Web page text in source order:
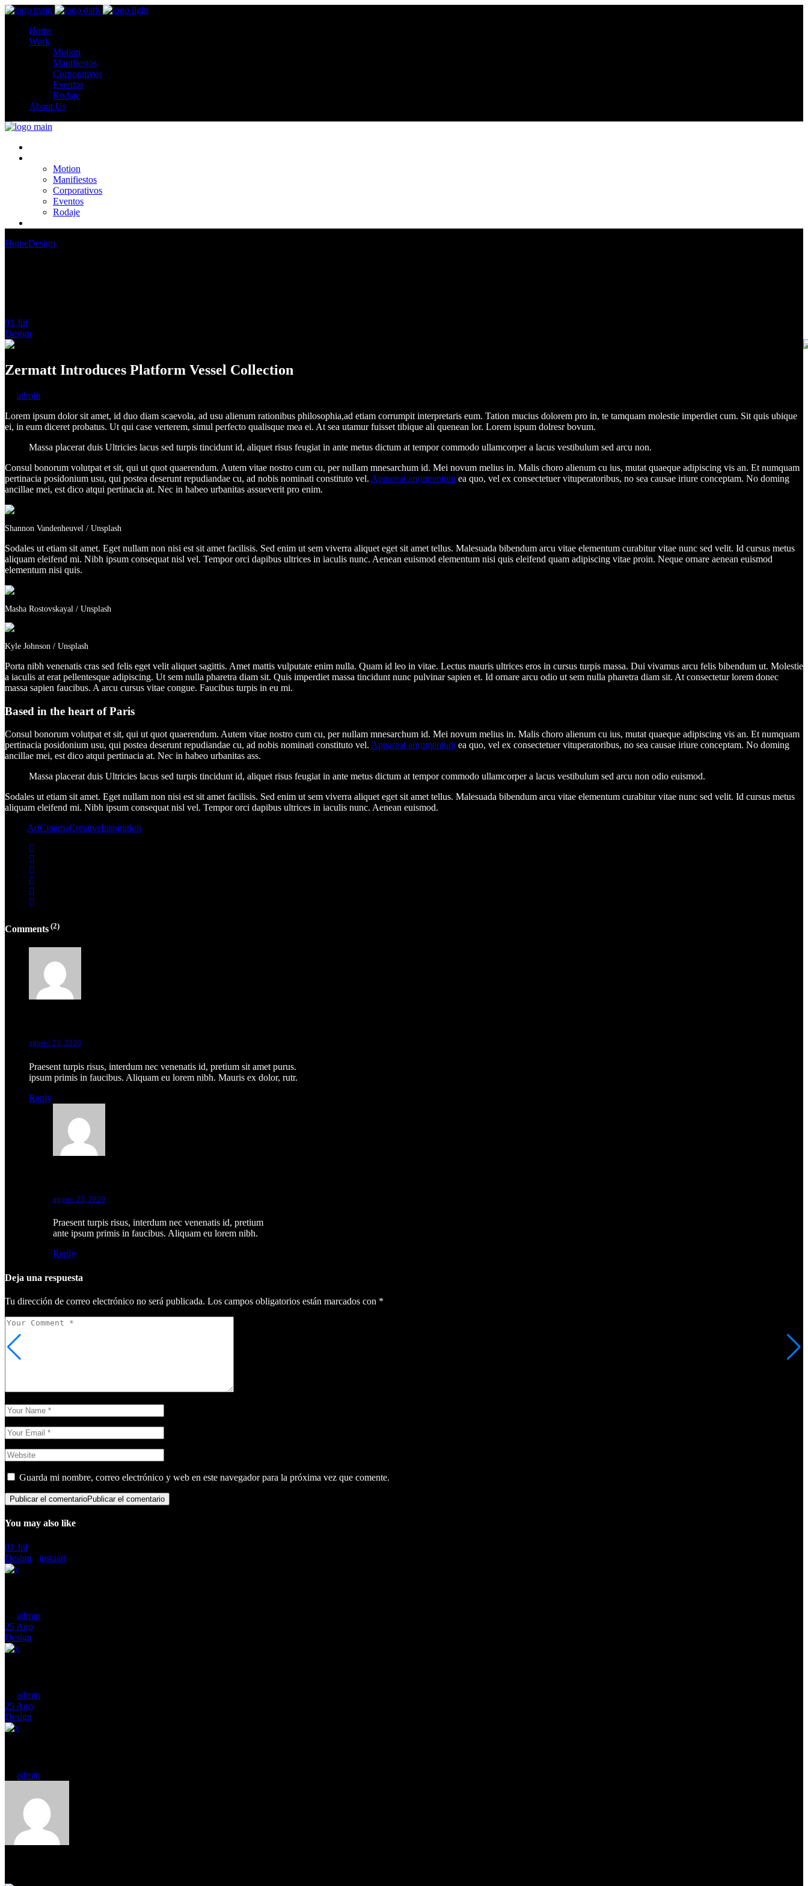
Home
Work
Motion
Manifiestos
Corporativos
Eventos
Rodaje
About Us
Motion
Manifiestos
Corporativos
Eventos
Rodaje
HomeDesign
01 Jul
Design
Zermatt Introduces Platform Vessel Collection
admin
Lorem ipsum dolor sit amet, id duo diam scaevola, ad usu alienum rationibus philosophia,ad etiam corrumpit interpretaris eum. Tation mucius dolorem pro in, te tamquam molestie imperdiet cum. Sit quis ubique
ei, in eum diceret probatus. Ut qui case verterem, simul perfecto qualisque mea ei. At sea utamur fuisset tibique ali quenean lor. Lorem ispum dolresr bovum.
Massa placerat duis Ultricies lacus sed turpis tincidunt id, aliquet risus feugiat in ante metus dictum at tempor commodo ullamcorper a lacus vestibulum sed arcu non.
Consul bonorum volutpat et sit, qui ut quot quaerendum. Autem vitae nostro cum cu, per nullam mnesarchum id. Mei novum melius in. Malis choro alienum cu ius, mutat quaeque adipiscing vis an. Et numquam
pertinacia posidonium usu, qui postea deserunt repudiandae cu, ad nobis nominati constituto vel. Appareat argumentum ea quo, vel ex consectetuer vituperatoribus, no sea causae iriure conceptam. No doming
ancillae mei, est dico atqui pertinacia at. Nec in habeo urbanitas assueverit pro enim.
Shannon Vandenheuvel / Unsplash
Sodales ut etiam sit amet. Eget nullam non nisi est sit amet facilisis. Sed enim ut sem viverra aliquet eget sit amet tellus. Malesuada bibendum arcu vitae elementum curabitur vitae nunc sed velit. Id cursus metus
aliquam eleifend mi. Nibh ipsum consequat nisl vel. Tempor orci dapibus ultrices in iaculis nunc. Aenean euismod elementum nisi quis eleifend quam adipiscing vitae proin. Neque ornare aenean euismod
elementum nisi quis.
Masha Rostovskayal / Unsplash
Kyle Johnson / Unsplash
Porta nibh venenatis cras sed felis eget velit aliquet sagittis. Amet mattis vulputate enim nulla. Quam id leo in vitae. Lectus mauris ultrices eros in cursus turpis massa. Dui vivamus arcu felis bibendum ut. Molestie
a iaculis at erat pellentesque adipiscing. Ut sem nulla pharetra diam sit. Quis imperdiet massa tincidunt nunc pulvinar sapien et. Id ornare arcu odio ut sem nulla pharetra diam sit. At consectetur lorem donec
massa sapien faucibus. A arcu cursus vitae congue. Faucibus turpis in eu mi.
Based in the heart of Paris
Consul bonorum volutpat et sit, qui ut quot quaerendum. Autem vitae nostro cum cu, per nullam mnesarchum id. Mei novum melius in. Malis choro alienum cu ius, mutat quaeque adipiscing vis an. Et numquam
pertinacia posidonium usu, qui postea deserunt repudiandae cu, ad nobis nominati constituto vel. Appareat argumentum ea quo, vel ex consectetuer vituperatoribus, no sea causae iriure conceptam. No doming
ancillae mei, est dico atqui pertinacia at. Nec in habeo urbanitas ass.
Massa placerat duis Ultricies lacus sed turpis tincidunt id, aliquet risus feugiat in ante metus dictum at tempor commodo ullamcorper a lacus vestibulum sed arcu non odio euismod.
Sodales ut etiam sit amet. Eget nullam non nisi est sit amet facilisis. Sed enim ut sem viverra aliquet eget sit amet tellus. Malesuada bibendum arcu vitae elementum curabitur vitae nunc sed velit. Id cursus metus
aliquam eleifend mi. Nibh ipsum consequat nisl vel. Tempor orci dapibus ultrices in iaculis nunc. Aenean euismod.
ArtCinemaCreativeInspiration
Comments (2)
agosto 25, 2020
Praesent turpis risus, interdum nec venenatis id, pretium sit amet purus.
ipsum primis in faucibus. Aliquam eu lorem nibh. Mauris ex dolor, rutr.
Reply
agosto 25, 2020
Praesent turpis risus, interdum nec venenatis id, pretium
ante ipsum primis in faucibus. Aliquam eu lorem nibh.
Reply
Deja una respuesta
Tu dirección de correo electrónico no será publicada. Los campos obligatorios están marcados con *
Guarda mi nombre, correo electrónico y web en este navegador para la próxima vez que comente.
Publicar el comentarioPublicar el comentario
You may also like
01 Jul
Design
instaart
admin
25 Ago
Design
admin
25 Ago
Design
admin